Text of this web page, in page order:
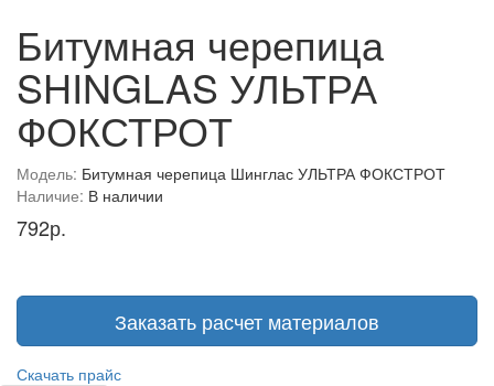
Битумная черепица
SHINGLAS УЛЬТРА
ФОКСТРОТ
Модель: Битумная черепица Шинглас УЛЬТРА ФОКСТРОТ
Наличие: В наличии
792р.
Заказать расчет материалов
Скачать прайс